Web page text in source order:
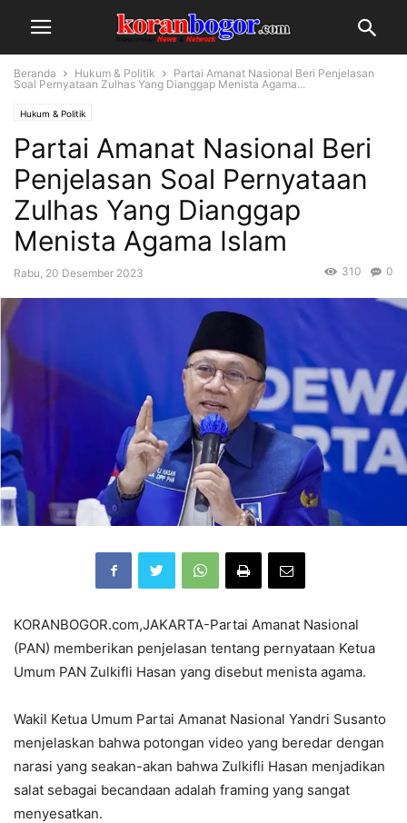
Beranda Hukum & Politik
Partai Amanat Nasional Beri Penjelasan
Soal Pernyataan Zulhas Yang Dianggap Menista Agama...
Hukum & Politik
Partai Amanat Nasional Beri
Penjelasan Soal Pernyataan
Zulhas Yang Dianggap
Menista Agama Islam
Rabu, 20 Desember 2023 0
310
KORANBOGOR.com,JAKARTA-Partai Amanat Nasional
(PAN) memberikan penjelasan tentang pernyataan Ketua
Umum PAN Zulkifli Hasan yang disebut menista agama.
Wakil Ketua Umum Partai Amanat Nasional Yandri Susanto
menjelaskan bahwa potongan video yang beredar dengan
narasi yang seakan-akan bahwa Zulkifli Hasan menjadikan
salat sebagai becandaan adalah framing yang sangat
menyesatkan.